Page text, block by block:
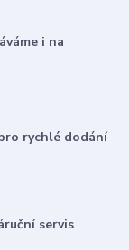
i na
rychlé dodání
servis